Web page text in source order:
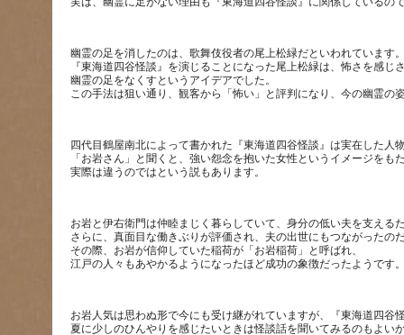
幽霊の足を消したのは、歌舞伎役者の尾上松緑だといわれています
『東海道四谷怪談』を演じることになった尾上松緑は、怖さを感
幽霊の足をなくすというアイデアでした。
四代目鶴屋南北によって書かれた『東海道四谷怪談』は実在した人
「お岩さん」と聞くと、強い怨念を抱いた女性というイメージをも
お岩と伊右衛門は仲睦まじく暮らしていて、身分の低い夫を支える
さらに、真面目な働きぶりが評価され、夫の出世にもつながったの
その際、お岩が信仰していた稲荷が「お岩稲荷」と呼ばれ、
お岩人気は思わぬ形で今にも受け継がれていますが、『東海道四谷